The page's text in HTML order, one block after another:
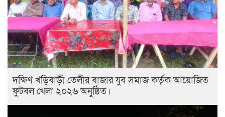
দক্ষিণ খড়িবাড়ী তেলীর বাজার যুব সমাজ কর্তৃক আয়োজিত
ফুটবল খেলা ২০২৬ অনুষ্ঠিত।